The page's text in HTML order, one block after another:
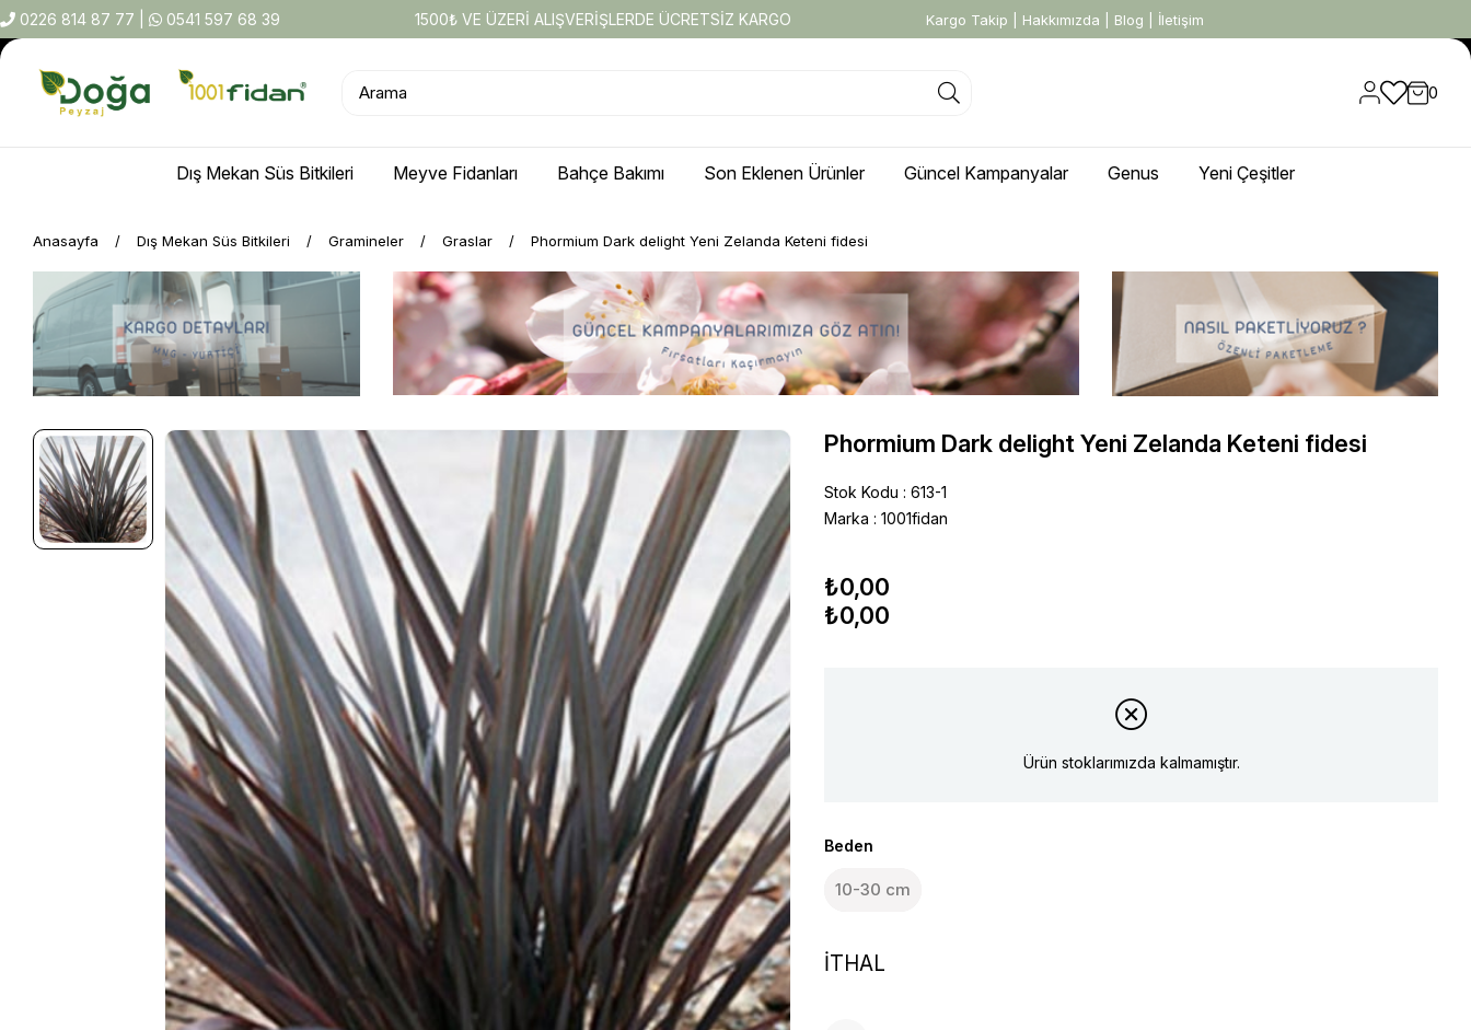
0226 814 87 77 0541 597 68 39 1500₺ VE ÜZERİ ALIŞVERİŞLERDE ÜCRETSİZ KARGO Kargo Takip Hakkımızda Blog İletişim
0
Dış Mekan Süs Bitkileri Meyve Fidanları Bahçe Bakımı Son Eklenen Ürünler Güncel Kampanyalar Genus Yeni Çeşitler
Anasayfa Dış Mekan Süs Bitkileri Gramineler Graslar Phormium Dark delight Yeni Zelanda Keteni fidesi
Phormium Dark delight Yeni Zelanda Keteni fidesi
Stok Kodu
613-1
Marka : 1001fidan
₺0,00
₺0,00
Ürün stoklarımızda kalmamıştır.
Beden
10-30 cm
İTHAL